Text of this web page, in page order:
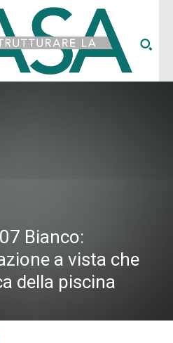
Bianco:
a vista che
della piscina